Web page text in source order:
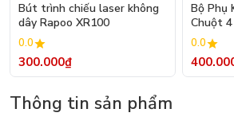
Bút trình chiếu laser không
dây Rapoo XR100
0.0
300.000₫
Bộ Phụ
Chuột
0.0
Thông tin sản phẩm